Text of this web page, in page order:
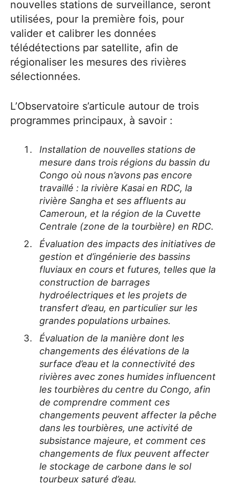
nouvelles stations de surveillance, seront
utilisées, pour la première fois, pour
valider et calibrer les données
télédétections par satellite, afin de
régionaliser les mesures des rivières
sélectionnées.
L’Observatoire s’articule autour de trois
programmes principaux, à savoir :
Installation de nouvelles stations de
mesure dans trois régions du bassin du
Congo où nous n’avons pas encore
travaillé : la rivière Kasai en RDC, la
rivière Sangha et ses affluents au
Cameroun, et la région de la Cuvette
Centrale (zone de la tourbière) en RDC.
Évaluation des impacts des initiatives de
gestion et d’ingénierie des bassins
fluviaux en cours et futures, telles que la
construction de barrages
hydroélectriques et les projets de
transfert d’eau, en particulier sur les
grandes populations urbaines.
Évaluation de la manière dont les
changements des élévations de la
surface d’eau et la connectivité des
rivières avec zones humides influencent
les tourbières du centre du Congo, afin
de comprendre comment ces
changements peuvent affecter la pêche
dans les tourbières, une activité de
subsistance majeure, et comment ces
changements de flux peuvent affecter
le stockage de carbone dans le sol
tourbeux saturé d’eau.